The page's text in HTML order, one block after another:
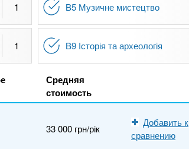
1 B5 Музичне мистецтво
1 B9 Історія та археологія
Средняя
стоимость
33 000 грн/рік
Добавить к
сравнению